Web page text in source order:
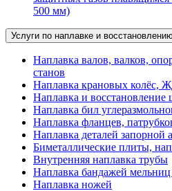
500 мм)
Услуги по наплавке и
Наплавка валов, валков,
станов
Наплавка крановых колёс,
Наплавка и восстановление
Наплавка бил
Наплавка фланцев,
Наплавка деталей запорной
Биметаллические плиты,
Внутренняя наплавка трубы
Наплавка бандажей
Наплавка ножей